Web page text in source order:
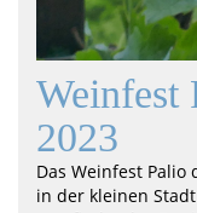
Weinfest
2023
Das Weinfest
in der kleinen